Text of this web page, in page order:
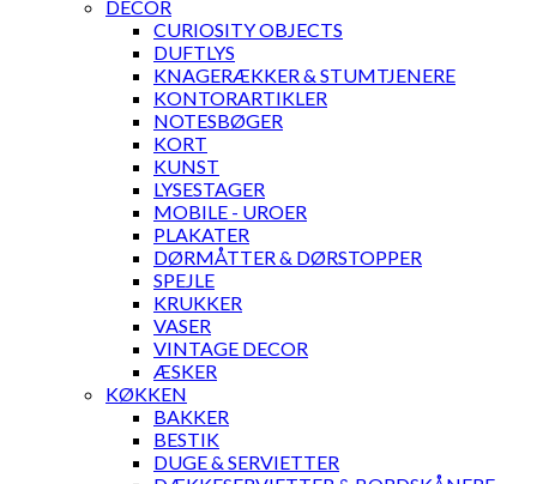
DECOR
CURIOSITY OBJECTS
DUFTLYS
KNAGERÆKKER & STUMTJENERE
KONTORARTIKLER
NOTESBØGER
KORT
KUNST
LYSESTAGER
MOBILE - UROER
PLAKATER
DØRMÅTTER & DØRSTOPPER
SPEJLE
KRUKKER
VASER
VINTAGE DECOR
ÆSKER
KØKKEN
BAKKER
BESTIK
DUGE & SERVIETTER